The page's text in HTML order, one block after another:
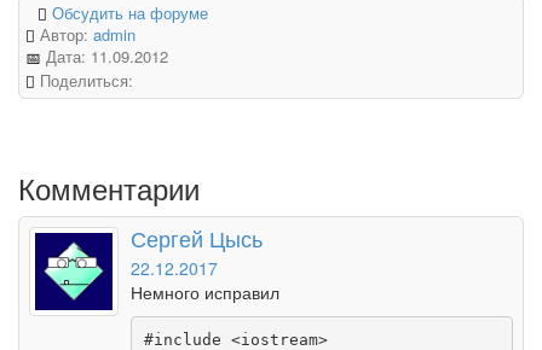
Обсудить на форуме
Автор: admin
Дата: 11.09.2012
Поделиться:
Комментарии
Сергей Цысь
22.12.2017
Немного исправил
#include <iostream>